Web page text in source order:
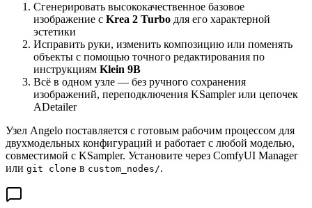
Сгенерировать высококачественное базовое
изображение с Krea 2 Turbo для его характерной
эстетики
Исправить руки, изменить композицию или поменять
объекты с помощью точного редактирования по
инструкциям Klein 9B
Всё в одном узле — без ручного сохранения
изображений, переподключения KSampler или цепочек
ADetailer
Узел Angelo поставляется с готовым рабочим процессом для
двухмодельных конфигураций и работает с любой моделью,
совместимой с KSampler. Установите через ComfyUI Manager
или git clone в custom_nodes/.